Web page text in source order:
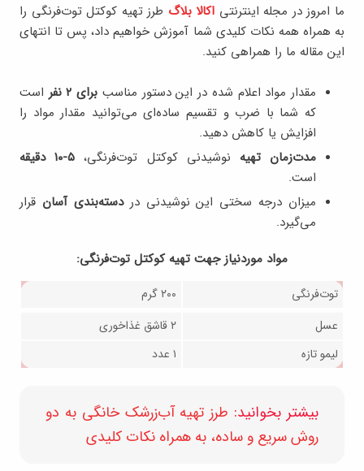
ما امروز در مجله اینترنتی اکالا بلاگ طرز تهیه کوکتل توت‌فرنگی را
به همراه همه نکات کلیدی شما آموزش خواهیم داد، پس تا انتهای
این مقاله ما را همراهی کنید.
مقدار مواد اعلام شده در این دستور مناسب برای ۲ نفر
است
که شما با ضرب و تقسیم ساده‌ای می‌توانید مقدار مواد را
افزایش یا کاهش دهید.
مدت‌زمان تهیه نوشیدنی کوکتل توت‌فرنگی، ۵-۱۰ دقیقه
است.
میزان درجه سختی این نوشیدنی دردسته‌بندی آسان قرار
می‌گیرد.
مواد موردنیاز جهت تهیه کوکتل توت‌فرنگی:
توت‌فرنگی
۲۰۰ گرم
عسل
۲ قاشق غذاخوری
لیمو تازه
۱ عدد
بیشتر بخوانید: طرز تهیه آب‌زرشک خانگی به دو
روش سریع و ساده، به همراه نکات کلیدی